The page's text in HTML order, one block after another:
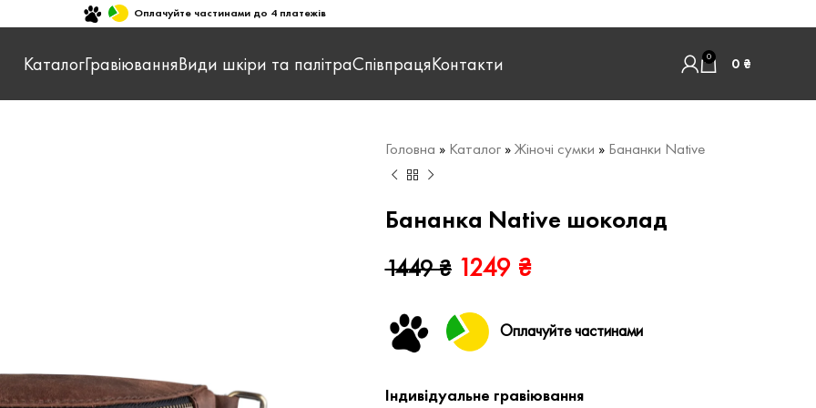
Оплачуйте частинами до 4 платежів
КаталогГравіюванняВиди шкіри та палітраСпівпрацяКонтакти 0 0 ₴
Головна » Каталог»Жіночі сумки » Бананки Native
Бананка Native шоколад
1449₴ 1249 ₴
Оплачуйте частинами
Індивідуальне гравіювання